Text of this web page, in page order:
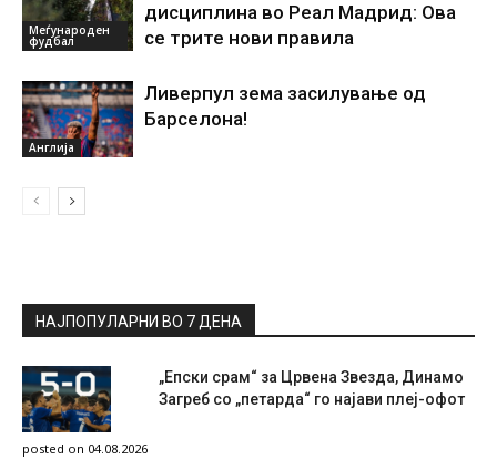
Меѓународен
фудбал
дисциплина во Реал Мадрид: Ова
се трите нови правила
Англија
Ливерпул зема засилување од
Барселона!
НАЈПОПУЛАРНИ ВО 7 ДЕНА
„Епски срам“ за Црвена Звезда, Динамо
Загреб со „петарда“ го најави плеј-офот
posted on 04.08.2026